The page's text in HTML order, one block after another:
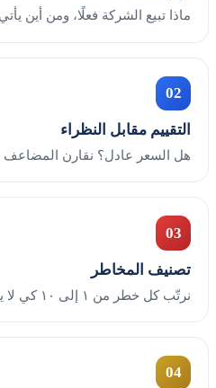
ماذا تبيع الشركة فعلًا، ومن أين
02
التقييم مقابل النظراء
هل السعر عادل؟ نقارن
03
تصنيف المخاطر
نرتّب كل خطر من ١ إلى ١٠ كي لا يختبئ خطر مهم في النشرة.
04